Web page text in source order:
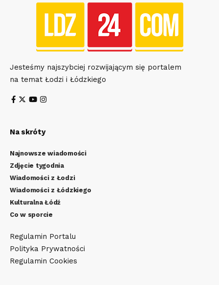
Jesteśmy najszybciej rozwijającym się portalem
na temat Łodzi i Łódzkiego
Na skróty
Najnowsze wiadomości
Zdjęcie tygodnia
Wiadomości z Łodzi
Wiadomości z Łódzkiego
Kulturalna Łódź
Co w sporcie
Regulamin Portalu
Polityka Prywatności
Regulamin Cookies